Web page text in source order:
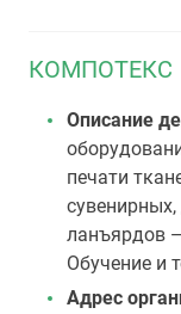
КОМПОТЕКС
Описание
печати
ланъярдов
Обучение и
Адрес